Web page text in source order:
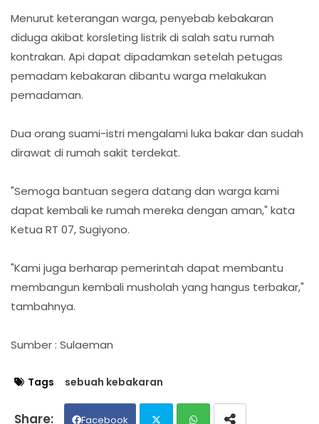
Menurut keterangan warga, penyebab kebakaran
diduga akibat korsleting listrik di salah satu rumah
kontrakan. Api dapat dipadamkan setelah petugas
pemadam kebakaran dibantu warga melakukan
pemadaman.
Dua orang suami-istri mengalami luka bakar dan sudah
dirawat di rumah sakit terdekat.
"Semoga bantuan segera datang dan warga kami
dapat kembali ke rumah mereka dengan aman," kata
Ketua RT 07, Sugiyono.
"Kami juga berharap pemerintah dapat membantu
membangun kembali musholah yang hangus terbakar,"
tambahnya.
Sumber : Sulaeman
Tags sebuah kebakaran
Facebook